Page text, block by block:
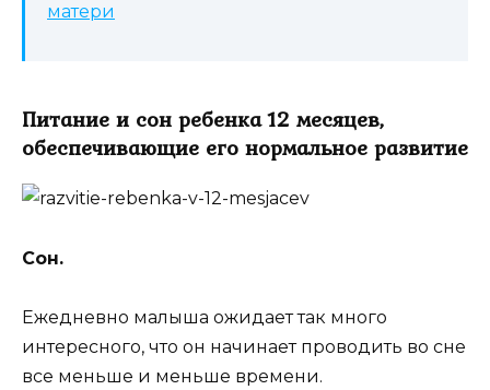
матери
Питание и сон ребенка 12 месяцев,
обеспечивающие его нормальное развитие
Сон.
Ежедневно малыша ожидает так много
интересного, что он начинает проводить во сне
все меньше и меньше времени.